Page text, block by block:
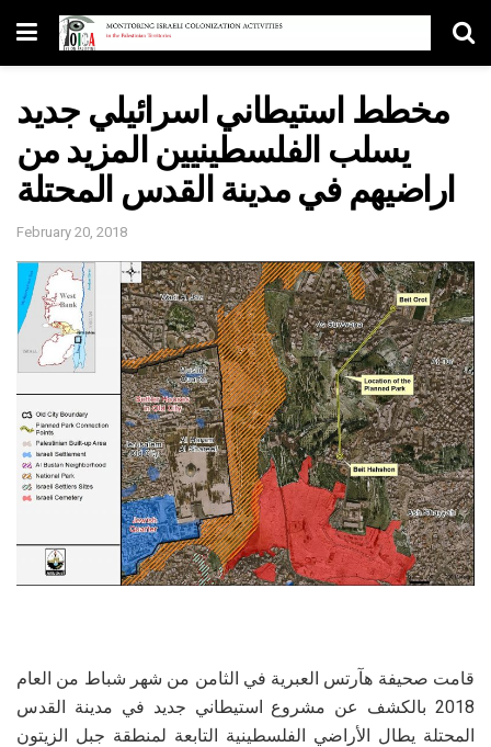
مخطط استيطاني اسرائيلي جديد
يسلب الفلسطينيين المزيد من
اراضيهم في مدينة القدس المحتلة
February 20, 2018
قامت صحيفة هآرتس العبرية في الثامن من شهر شباط من العام
2018 بالكشف عن مشروع استيطاني جديد في مدينة القدس
المحتلة يطال الأراضي الفلسطينية التابعة لمنطقة جبل الزيتون